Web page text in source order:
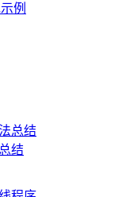
例
结